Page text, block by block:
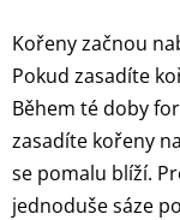
Kořeny začnou
Pokud zasadíte
Během té doby
zasadíte kořeny
se pomalu blíží.
jednoduše sáze